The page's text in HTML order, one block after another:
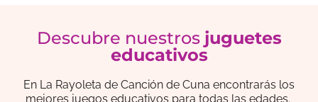
Descubre nuestros juguetes
educativos
En La Rayoleta de Canción de Cuna encontrarás los
mejores juegos educativos para todas las edades.